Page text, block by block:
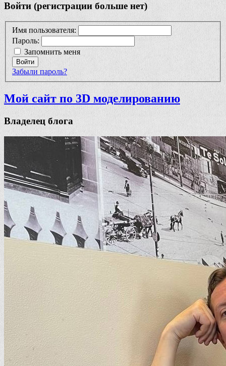
Войти (регистрации больше нет)
Имя пользователя:
Пароль:
Запомнить меня
Войти
Забыли пароль?
Мой сайт по 3D моделированию
Владелец блога